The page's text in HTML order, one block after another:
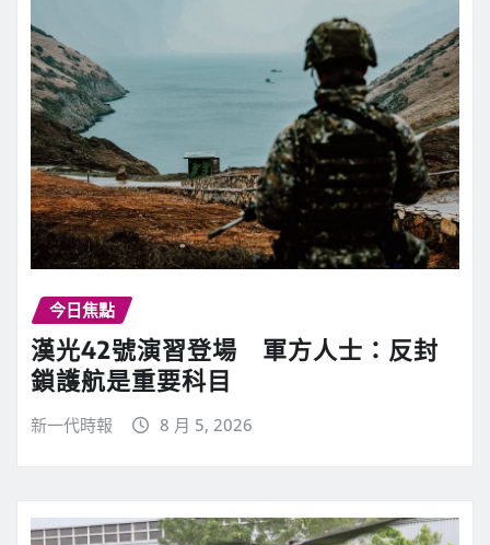
今日焦點
漢光42號演習登場 軍方人士：反封
鎖護航是重要科目
新一代時報 8 月 5, 2026